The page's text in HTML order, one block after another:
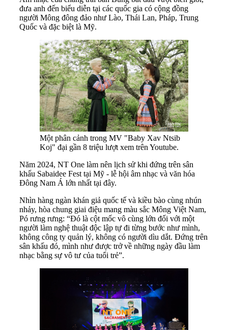
đưa anh đến biểu diễn tại các quốc gia có cộng đồng
người Mông đông đảo như Lào, Thái Lan, Pháp, Trung
Quốc và đặc biệt là Mỹ.
Một phân cảnh trong MV "Baby Xav Ntsib
Koj" đại gần 8 triệu lượt xem trên Youtube.
Năm 2024, NT One làm nên lịch sử khi đứng trên sân
khấu Sabaidee Fest tại Mỹ - lễ hội âm nhạc và văn hóa
Đông Nam Á lớn nhất tại đây.
Nhìn hàng ngàn khán giả quốc tế và kiều bào cùng nhún
nhảy, hòa chung giai điệu mang màu sắc Mông Việt Nam,
Pó rưng rưng: “Đó là cột mốc vô cùng lớn đối với một
người làm nghệ thuật độc lập tự đi từng bước như mình,
không công ty quản lý, không có người dìu dắt. Đứng trên
sân khấu đó, mình như được trở về những ngày đầu làm
nhạc bằng sự vô tư của tuổi trẻ”.